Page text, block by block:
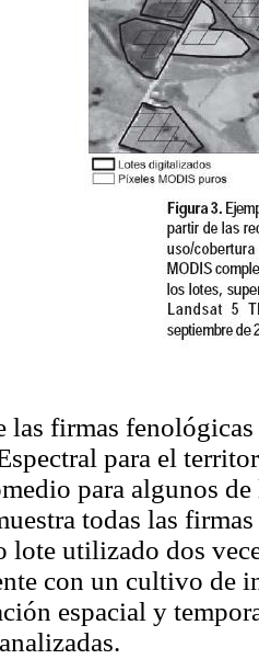
las firmas
para el
para algunos
todas las
lote utilizado dos
con un cultivo de
espacial y